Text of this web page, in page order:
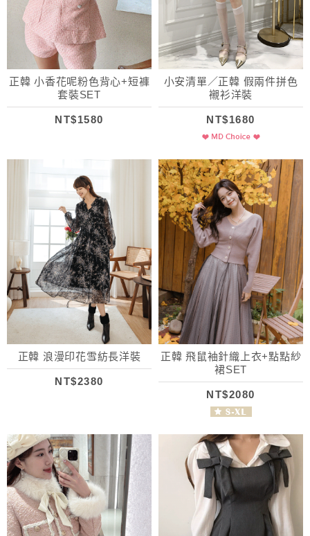
正韓 小香花呢粉色背心+短褲
套裝SET
NT$1580
小安清單／正韓 假兩件拼色
襯衫洋裝
NT$1680
正韓 浪漫印花雪紡長洋裝
NT$2380
正韓 飛鼠袖針織上衣+點點紗
裙SET
NT$2080